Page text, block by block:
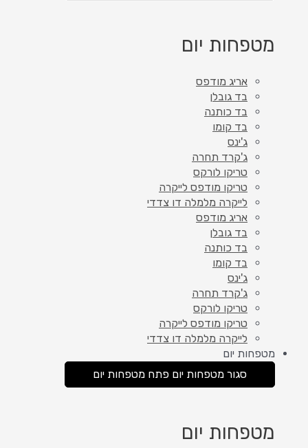
מטפחות יום
אריג מודפס
בד גובלן
בד כותנה
בד קומו
ג'ינס
ג'קרד תחרה
טריקו לורקס
טריקו מודפס לייקרה
לייקרה מלמלה דו צדדי
אריג מודפס
בד גובלן
בד כותנה
בד קומו
ג'ינס
ג'קרד תחרה
טריקו לורקס
טריקו מודפס לייקרה
לייקרה מלמלה דו צדדי
מטפחות יום
סגור מטפחות יום פתח מטפחות יום
מטפחות יום